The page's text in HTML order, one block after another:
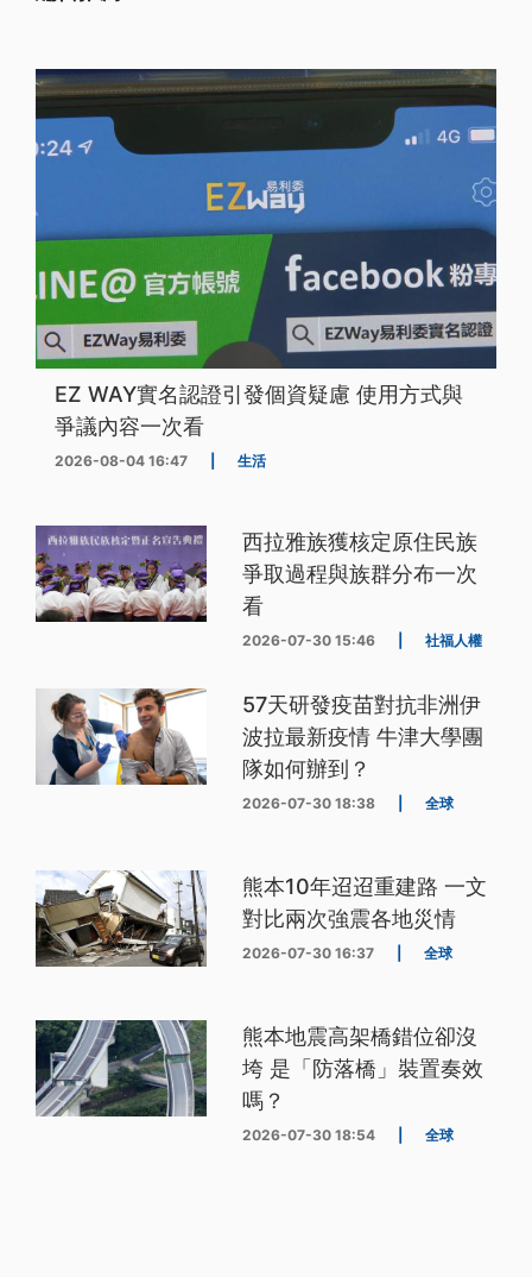
EZ WAY實名認證引發個資疑慮 使用方式與
爭議內容一次看
2026-08-04 16:47 生活
西拉雅族獲核定原住民族
爭取過程與族群分布一次
看
2026-07-30 15:46 社福人權
57天研發疫苗對抗非洲伊
波拉最新疫情 牛津大學團
隊如何辦到？
2026-07-30 18:38 全球
熊本10年迢迢重建路 一文
對比兩次強震各地災情
2026-07-30 16:37 全球
熊本地震高架橋錯位卻沒
垮 是「防落橋」裝置奏效
嗎？
2026-07-30 18:54 全球